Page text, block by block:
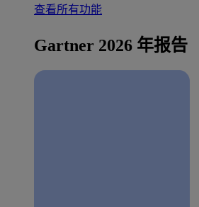
查看所有功能
Gartner 2026 年报告